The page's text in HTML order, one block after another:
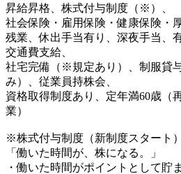
昇給昇格、株式付与制度（※）、
社会保険・雇用保険・健康保険・
残業、休出手当有り、深夜手当、
交通費支給、
社宅完備（※規定あり）、制服貸
み）、従業員持株会、
資格取得制度あり、定年満60歳（
業）
※株式付与制度（新制度スタート）
「働いた時間が、株になる。」
・働いた時間がポイントとして貯